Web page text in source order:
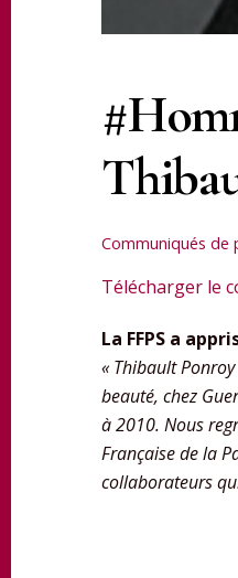
Communiqués de
Télécharger le
La FFPS a
« Thibault
beauté, chez
à 2010. Nous
Française de la
collaborateurs